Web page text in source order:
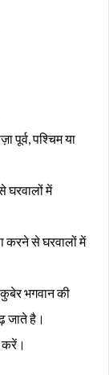
पूर्व, पश्चिम या
घरवालों में
करने से घरवालों में
भगवान की
जाते है।
करें।